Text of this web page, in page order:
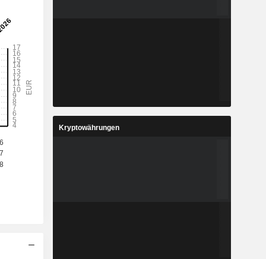
Kryptowährungen